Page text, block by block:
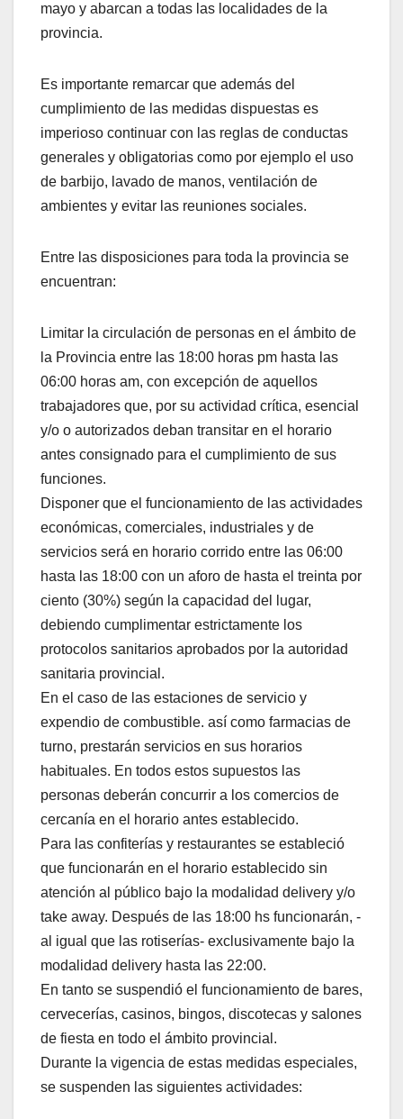
mayo y abarcan a todas las localidades de la
provincia.
Es importante remarcar que además del
cumplimiento de las medidas dispuestas es
imperioso continuar con las reglas de conductas
generales y obligatorias como por ejemplo el uso
de barbijo, lavado de manos, ventilación de
ambientes y evitar las reuniones sociales.
Entre las disposiciones para toda la provincia se
encuentran:
Limitar la circulación de personas en el ámbito de
la Provincia entre las 18:00 horas pm hasta las
06:00 horas am, con excepción de aquellos
trabajadores que, por su actividad crítica, esencial
y/o o autorizados deban transitar en el horario
antes consignado para el cumplimiento de sus
funciones.
Disponer que el funcionamiento de las actividades
económicas, comerciales, industriales y de
servicios será en horario corrido entre las 06:00
hasta las 18:00 con un aforo de hasta el treinta por
ciento (30%) según la capacidad del lugar,
debiendo cumplimentar estrictamente los
protocolos sanitarios aprobados por la autoridad
sanitaria provincial.
En el caso de las estaciones de servicio y
expendio de combustible. así como farmacias de
turno, prestarán servicios en sus horarios
habituales. En todos estos supuestos las
personas deberán concurrir a los comercios de
cercanía en el horario antes establecido.
Para las confiterías y restaurantes se estableció
que funcionarán en el horario establecido sin
atención al público bajo la modalidad delivery y/o
take away. Después de las 18:00 hs funcionarán, -
al igual que las rotiserías- exclusivamente bajo la
modalidad delivery hasta las 22:00.
En tanto se suspendió el funcionamiento de bares,
cervecerías, casinos, bingos, discotecas y salones
de fiesta en todo el ámbito provincial.
Durante la vigencia de estas medidas especiales,
se suspenden las siguientes actividades: